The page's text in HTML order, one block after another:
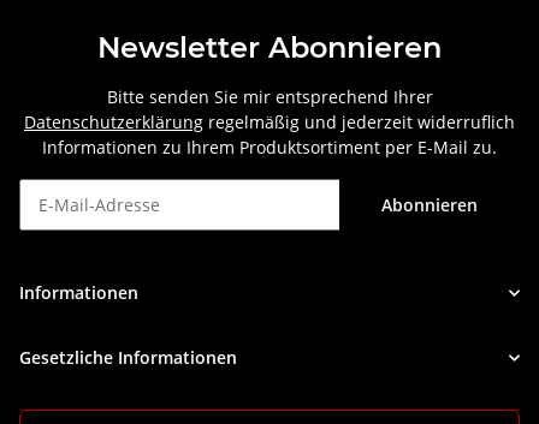
Newsletter Abonnieren
Bitte senden Sie mir entsprechend Ihrer
Datenschutzerklärung regelmäßig und jederzeit widerruflich
Informationen zu Ihrem Produktsortiment per E-Mail zu.
Abonnieren
Informationen
Gesetzliche Informationen